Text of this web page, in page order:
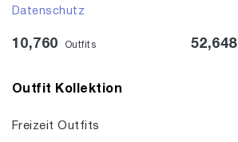
Datenschutz
10,760 Outfits 52,648
Outfit Kollektion
Freizeit Outfits